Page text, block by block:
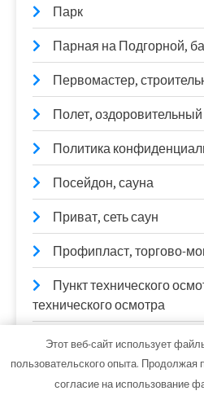
Парк
Парная на Подгорной,
Первомастер,
Полет,
Политика
Посейдон, сауна
Приват, сеть саун
Профипласт, торгово-
Пункт технического
технического осмотра
Радуга, автомойка
Реклама и Контакты
Этот веб-сайт использует
пользовательского опыта. Продолжая
согласие на использование